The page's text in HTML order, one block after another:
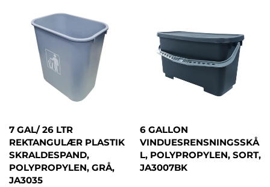
7 GAL/ 26 LTR
REKTANGULÆR PLASTIK
SKRALDESPAND,
POLYPROPYLEN, GRÅ,
JA3035
6 GALLON
VINDUESRENSNINGSSKÅ
L, POLYPROPYLEN, SORT,
JA3007BK